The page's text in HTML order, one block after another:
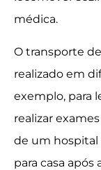
médica.
O transporte
realizado em
exemplo, para
realizar
de um hospital
para casa após